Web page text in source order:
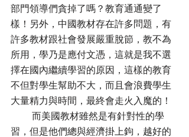
部門領導們貪掉了嗎？教育通通變了
樣！另外，中國教材存在許多問題，有
許多教材跟社會發展嚴重脫節，教不為
所用，學乃是應付文憑，這就是我不選
擇在國內繼續學習的原因，這樣的教育
不但對學生幫助不大，而且會浪費學生
大量精力與時間，最終會走火入魔的！
而美國教材雖然是有針對性的學
習，但是他們總與經濟掛上鉤，越好的